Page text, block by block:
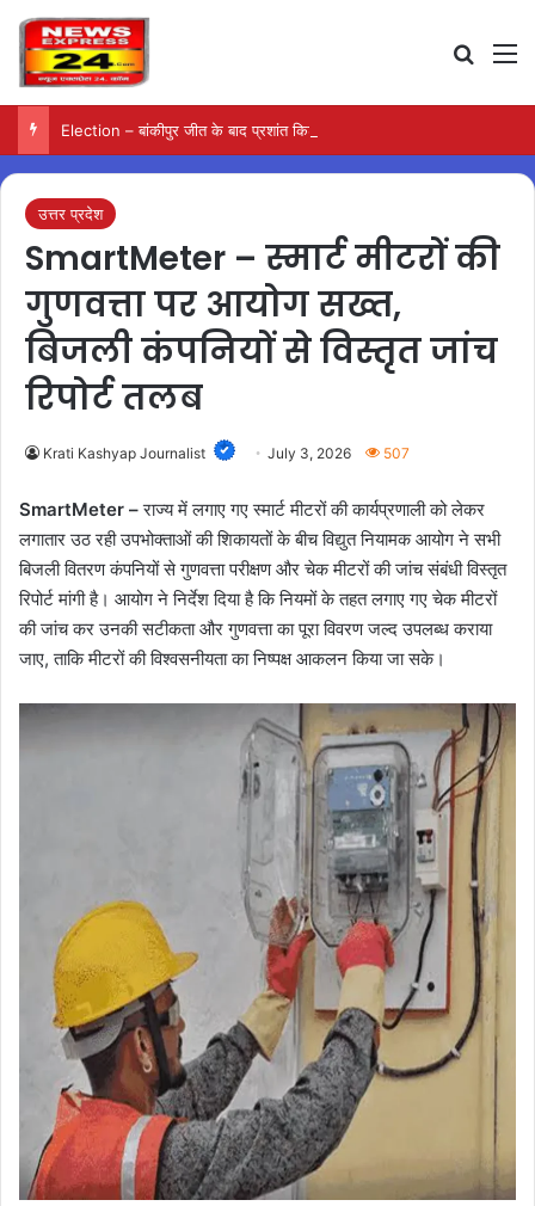
उत्तर प्रदेश
SmartMeter – स्मार्ट मीटरों की
गुणवत्ता पर आयोग सख्त,
बिजली कंपनियों से विस्तृत जांच
रिपोर्ट तलब
Krati Kashyap Journalist July 3, 2026 507
SmartMeter –राज्य में लगाए गए स्मार्ट मीटरों की कार्यप्रणाली को लेकर
लगातार उठ रही उपभोक्ताओं की शिकायतों के बीच विद्युत नियामक आयोग ने सभी
बिजली वितरण कंपनियों से गुणवत्ता परीक्षण और चेक मीटरों की जांच संबंधी विस्तृत
रिपोर्ट मांगी है। आयोग ने निर्देश दिया है कि नियमों के तहत लगाए गए चेक मीटरों
की जांच कर उनकी सटीकता और गुणवत्ता का पूरा विवरण जल्द उपलब्ध कराया
जाए, ताकि मीटरों की विश्वसनीयता का निष्पक्ष आकलन किया जा सके।